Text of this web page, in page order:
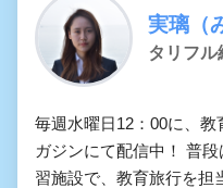
実璃（
タリフル
毎週水曜日12：00に、
ガジンにて配信中！ 普
習施設で、教育旅行を担